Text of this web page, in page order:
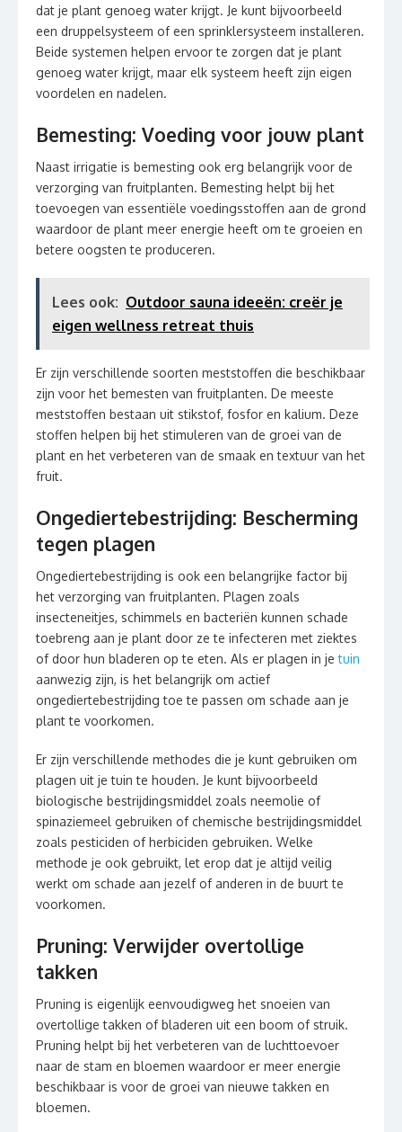
dat je plant genoeg water krijgt. Je kunt bijvoorbeeld
een druppelsysteem of een sprinklersysteem installeren.
Beide systemen helpen ervoor te zorgen dat je plant
genoeg water krijgt, maar elk systeem heeft zijn eigen
voordelen en nadelen.
Bemesting: Voeding voor jouw plant
Naast irrigatie is bemesting ook erg belangrijk voor de
verzorging van fruitplanten. Bemesting helpt bij het
toevoegen van essentiële voedingsstoffen aan de grond
waardoor de plant meer energie heeft om te groeien en
betere oogsten te produceren.
Lees ook: Outdoor sauna ideeën: creër je
eigen wellness retreat thuis
Er zijn verschillende soorten meststoffen die beschikbaar
zijn voor het bemesten van fruitplanten. De meeste
meststoffen bestaan uit stikstof, fosfor en kalium. Deze
stoffen helpen bij het stimuleren van de groei van de
plant en het verbeteren van de smaak en textuur van het
fruit.
Ongediertebestrijding: Bescherming
tegen plagen
Ongediertebestrijding is ook een belangrijke factor bij
het verzorging van fruitplanten. Plagen zoals
insecteneitjes, schimmels en bacteriën kunnen schade
toebreng aan je plant door ze te infecteren met ziektes
of door hun bladeren op te eten. Als er plagen in jetuin
aanwezig zijn, is het belangrijk om actief
ongediertebestrijding toe te passen om schade aan je
plant te voorkomen.
Er zijn verschillende methodes die je kunt gebruiken om
plagen uit je tuin te houden. Je kunt bijvoorbeeld
biologische bestrijdingsmiddel zoals neemolie of
spinaziemeel gebruiken of chemische bestrijdingsmiddel
zoals pesticiden of herbiciden gebruiken. Welke
methode je ook gebruikt, let erop dat je altijd veilig
werkt om schade aan jezelf of anderen in de buurt te
voorkomen.
Pruning: Verwijder overtollige
takken
Pruning is eigenlijk eenvoudigweg het snoeien van
overtollige takken of bladeren uit een boom of struik.
Pruning helpt bij het verbeteren van de luchttoevoer
naar de stam en bloemen waardoor er meer energie
beschikbaar is voor de groei van nieuwe takken en
bloemen.